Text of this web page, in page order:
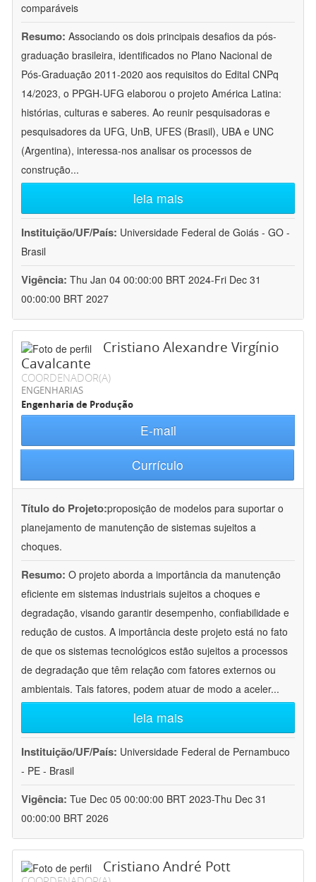
comparáveis
Resumo: Associando os dois principais desafios da pós-
graduação brasileira, identificados no Plano Nacional de
Pós-Graduação 2011-2020 aos requisitos do Edital CNPq
14/2023, o PPGH-UFG elaborou o projeto América Latina:
histórias, culturas e saberes. Ao reunir pesquisadoras e
pesquisadores da UFG, UnB, UFES (Brasil), UBA e UNC
(Argentina), interessa-nos analisar os processos de
construção...
leia mais
Instituição/UF/País: Universidade Federal de Goiás - GO -
Brasil
Vigência: Thu Jan 04 00:00:00 BRT 2024-Fri Dec 31
00:00:00 BRT 2027
Cristiano Alexandre Virgínio
Cavalcante
COORDENADOR(A)
ENGENHARIAS
Engenharia de Produção
E-mail
Currículo
Título do Projeto:proposição de modelos para suportar o
planejamento de manutenção de sistemas sujeitos a
choques.
Resumo: O projeto aborda a importância da manutenção
eficiente em sistemas industriais sujeitos a choques e
degradação, visando garantir desempenho, confiabilidade e
redução de custos. A importância deste projeto está no fato
de que os sistemas tecnológicos estão sujeitos a processos
de degradação que têm relação com fatores externos ou
ambientais. Tais fatores, podem atuar de modo a aceler...
leia mais
Instituição/UF/País: Universidade Federal de Pernambuco
- PE - Brasil
Vigência: Tue Dec 05 00:00:00 BRT 2023-Thu Dec 31
00:00:00 BRT 2026
Cristiano André Pott